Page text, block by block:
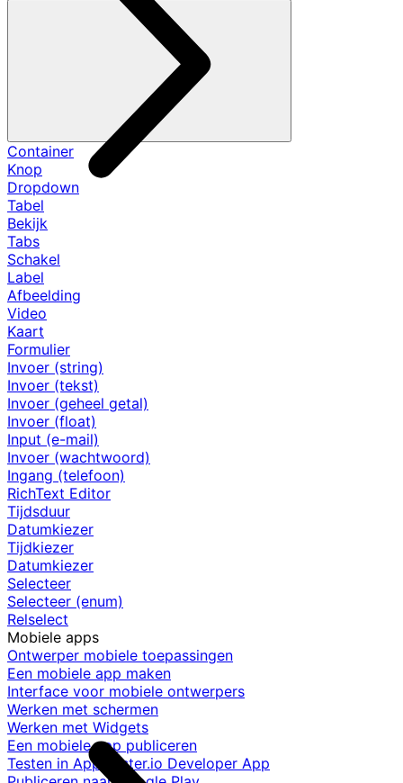
Container
Knop
Dropdown
Tabel
Bekijk
Tabs
Schakel
Label
Afbeelding
Video
Kaart
Formulier
Invoer (string)
Invoer (tekst)
Invoer (geheel getal)
Invoer (float)
Input (e-mail)
Invoer (wachtwoord)
Ingang (telefoon)
RichText Editor
Tijdsduur
Datumkiezer
Tijdkiezer
Datumkiezer
Selecteer
Selecteer (enum)
Relselect
Mobiele apps
Ontwerper mobiele toepassingen
Een mobiele app maken
Interface voor mobiele ontwerpers
Werken met schermen
Werken met Widgets
Een mobiele app publiceren
Testen in AppMaster.io Developer App